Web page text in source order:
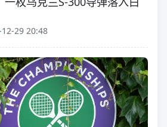
29 20:48